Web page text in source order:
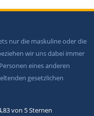
nur die maskuline oder die
wir uns dabei immer
eines anderen
gesetzlichen
von 5Sternen